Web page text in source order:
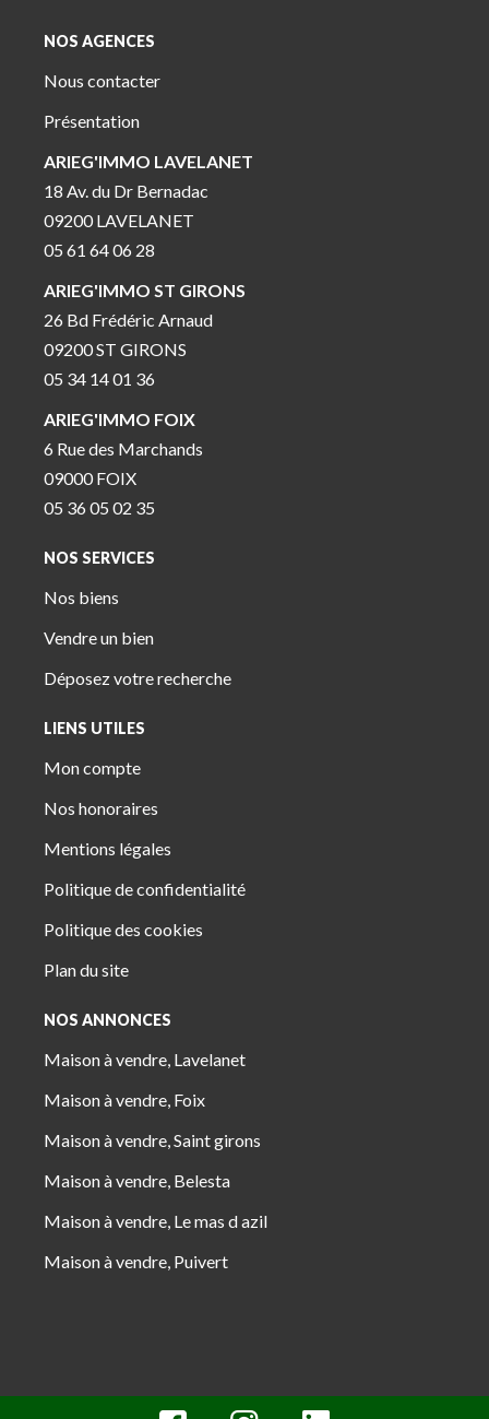
NOS AGENCES
Nous contacter
Présentation
ARIEG'IMMO LAVELANET
18 Av. du Dr Bernadac
09200 LAVELANET
05 61 64 06 28
ARIEG'IMMO ST GIRONS
26 Bd Frédéric Arnaud
09200 ST GIRONS
05 34 14 01 36
ARIEG'IMMO FOIX
6 Rue des Marchands
09000 FOIX
05 36 05 02 35
NOS SERVICES
Nos biens
Vendre un bien
Déposez votre recherche
LIENS UTILES
Mon compte
Nos honoraires
Mentions légales
Politique de confidentialité
Politique des cookies
Plan du site
NOS ANNONCES
Maison à vendre, Lavelanet
Maison à vendre, Foix
Maison à vendre, Saint girons
Maison à vendre, Belesta
Maison à vendre, Le mas d azil
Maison à vendre, Puivert